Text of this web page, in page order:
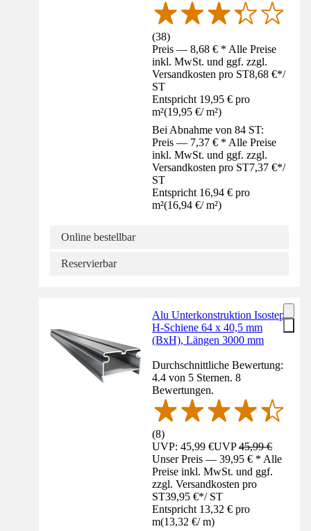
(38)
Preis — 8,68 € * Alle Preise
inkl. MwSt. und ggf. zzgl.
Versandkosten pro ST8,68 €*/
ST
Entspricht 19,95 € pro
m²(19,95 €/ m²)
Bei Abnahme von 84 ST:
Preis — 7,37 € * Alle Preise
inkl. MwSt. und ggf. zzgl.
Versandkosten pro ST7,37 €*/
ST
Entspricht 16,94 € pro
m²(16,94 €/ m²)
Online bestellbar
Reservierbar
Alu Unterkonstruktion Isostep-
H-Schiene 64 x 40,5 mm
(BxH), Längen 3000 mm
Durchschnittliche Bewertung:
4.4 von 5 Sternen. 8
Bewertungen.
(8)
UVP: 45,99 €UVP45,99 €
Unser Preis — 39,95 € * Alle
Preise inkl. MwSt. und ggf.
zzgl. Versandkosten pro
ST39,95 €*/ ST
Entspricht 13,32 € pro
m(13,32 €/ m)